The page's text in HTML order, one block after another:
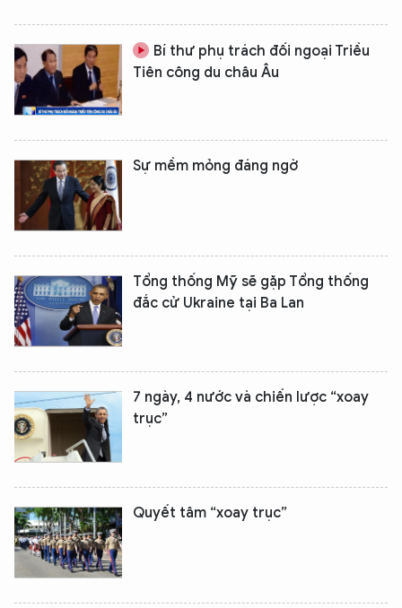
Bí thư phụ trách đối ngoại Triều
Tiên công du châu Âu
Sự mềm mỏng đáng ngờ
Tổng thống Mỹ sẽ gặp Tổng thống
đắc cử Ukraine tại Ba Lan
7 ngày, 4 nước và chiến lược “xoay
trục”
Quyết tâm “xoay trục”